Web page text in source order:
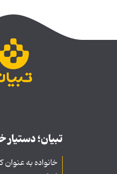
تبیان؛ دستیار
خانواده به